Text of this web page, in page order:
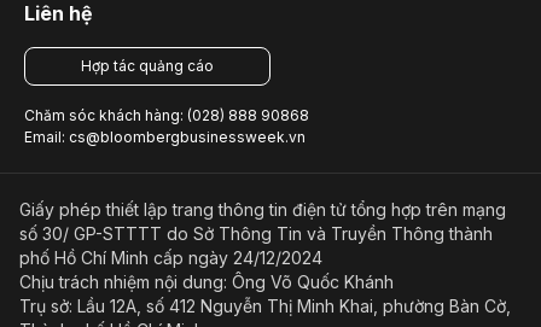
Liên hệ
Hợp tác quảng cáo
Chăm sóc khách hàng: (028) 888 90868
Email: cs@bloombergbusinessweek.vn
Giấy phép thiết lập trang thông tin điện tử tổng hợp trên mạng
số 30/ GP-STTTT do Sở Thông Tin và Truyền Thông thành
phố Hồ Chí Minh cấp ngày 24/12/2024
Chịu trách nhiệm nội dung: Ông Võ Quốc Khánh
Trụ sở: Lầu 12A, số 412 Nguyễn Thị Minh Khai, phường Bàn Cờ,